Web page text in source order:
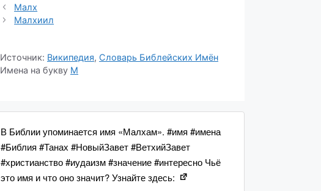
Малх
Малхиил
Источник: Википедия, Словарь Библейских Имён
Имена на букву М
В Библии упоминается имя «Малхам». #имя #имена
#Библия #Танах #НовыйЗавет #ВетхийЗавет
#христианство #иудаизм #значение #интересно Чьё
это имя и что оно значит? Узнайте здесь: